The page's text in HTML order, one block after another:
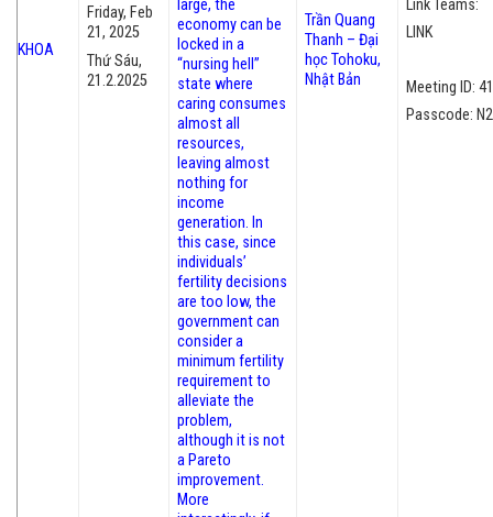
KHOA
Friday, Feb
21, 2025
Thứ Sáu,
21.2.2025
large, the
economy can be
locked in a
“nursing hell”
state where
caring consumes
almost all
resources,
leaving almost
nothing for
income
generation. In
this case, since
individuals’
fertility decisions
are too low, the
government can
consider a
minimum fertility
requirement to
alleviate the
problem,
although it is not
a Pareto
improvement.
More
Trần Quang
Thanh – Đại
học Tohoku,
Nhật Bản
Link Teams:
LINK
Meeting ID:
Passcode: